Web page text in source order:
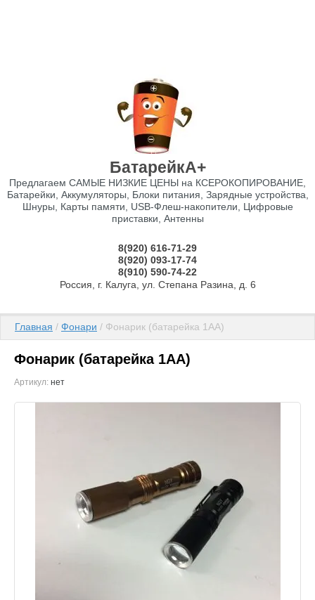
БатарейкА+
Предлагаем САМЫЕ НИЗКИЕ ЦЕНЫ на КСЕРОКОПИРОВАНИЕ,
Батарейки, Аккумуляторы, Блоки питания, Зарядные устройства,
Шнуры, Карты памяти, USB-Флеш-накопители, Цифровые
приставки, Антенны
8(920) 616-71-29
8(920) 093-17-74
8(910) 590-74-22
Россия, г. Калуга, ул. Степана Разина, д. 6
Главная / Фонари / Фонарик (батарейка 1АА)
Фонарик (батарейка 1АА)
Артикул: нет